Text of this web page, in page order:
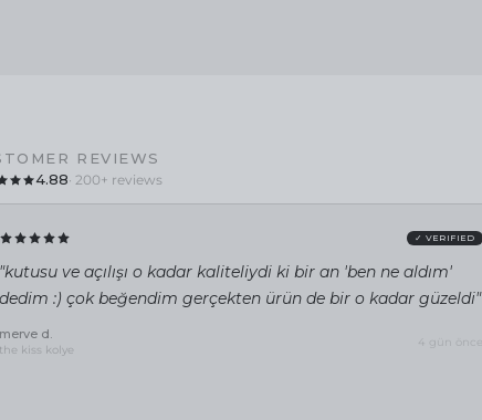
REVIEWS
4.88· 200+ reviews
✓ VERIFIED
"kutusu ve açılışı o kadar kaliteliydi ki bir an 'ben ne aldım'
dedim :) çok beğendim gerçekten ürün de bir o kadar güzeldi"
merve d.
the kiss kolye
4 gün önce